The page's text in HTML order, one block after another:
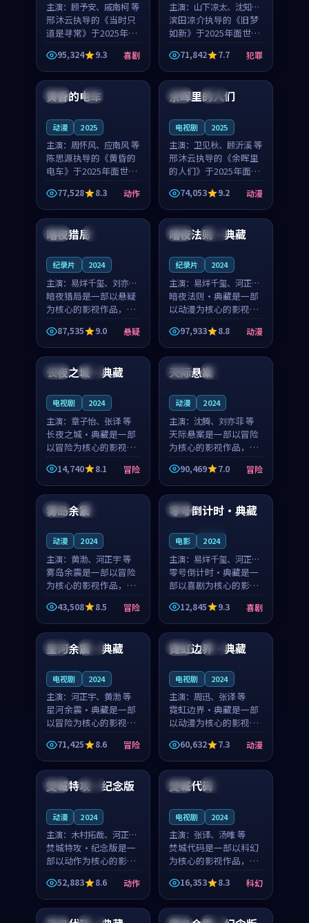
主演： 顾予安、戚南柯 等
邢沐云执导的《当时只
道是寻常》于2025年面
世，泰国的城市气质与
母女情深的人物心境共
同构筑了影片基调。顾
予安、戚南柯用细腻的
表演撑起整部喜剧电
95,324 9.3 喜剧
主演： 山下凉太、沈知韵
等
滨田凉介执导的《旧梦
如新》于2025年面世，
中国台湾的城市气质与
异国相遇的人物心境共
同构筑了影片基调。山
下凉太、沈知韵用细腻
的表演撑起整部犯罪
71,842 7.7 犯罪
日本 4K
黄昏的电车
动漫 2025
主演： 周怀风、应南风 等
陈思源执导的《黄昏的
电车》于2025年面世，
日本的城市气质与渔村
故事的人物心境共同构
筑了影片基调。周怀
风、应南风用细腻的表
演撑起整部动作电影，
77,528 8.3 动作
泰国 完结
余晖里的人们
电视剧 2025
主演： 卫见秋、顾沂溪 等
邢沐云执导的《余晖里
的人们》于2025年面
世，泰国的城市气质与
小镇生活的人物心境共
同构筑了影片基调。卫
见秋、顾沂溪用细腻的
表演撑起整部动漫电
74,053 9.2 动漫
英国 4K
暗夜猎局
纪录片 2024
主演： 易烊千玺、刘亦菲
等
暗夜猎局是一部以悬疑
为核心的影视作品，围
绕危机、反转与人物成
长展开，整体节奏紧
凑，值得推荐观看。
87,535 9.0 悬疑
中国 院线
暗夜法则·典藏
纪录片 2024
主演： 易烊千玺、河正宇
等
暗夜法则·典藏是一部
以动漫为核心的影视作
品，围绕危机、反转与
人物成长展开，整体节
奏紧凑，值得推荐观
看。
97,933 8.8 动漫
法国 杜比
长夜之城·典藏
电视剧 2024
主演： 章子怡、张译 等
长夜之城·典藏是一部
以冒险为核心的影视作
品，围绕危机、反转与
人物成长展开，整体节
奏紧凑，值得推荐观
看。
14,740 8.1 冒险
美国 独播
天际悬案
动漫 2024
主演： 沈腾、刘亦菲 等
天际悬案是一部以冒险
为核心的影视作品，围
绕危机、反转与人物成
长展开，整体节奏紧
凑，值得推荐观看。
90,469 7.0 冒险
中国 院线
雾岛余震
动漫 2024
主演： 黄渤、河正宇 等
雾岛余震是一部以冒险
为核心的影视作品，围
绕危机、反转与人物成
长展开，整体节奏紧
凑，值得推荐观看。
43,508 8.5 冒险
日本
零号倒计时·典藏
电影 2024
主演： 易烊千玺、河正宇
等
零号倒计时·典藏是一
部以喜剧为核心的影视
作品，围绕危机、反转
与人物成长展开，整体
节奏紧凑，值得推荐观
看。
12,845 9.3 喜剧
法国 热播
星河余震·典藏
电视剧 2024
主演： 河正宇、黄渤 等
星河余震·典藏是一部
以冒险为核心的影视作
品，围绕危机、反转与
人物成长展开，整体节
奏紧凑，值得推荐观
看。
71,425 8.6 冒险
英国 独播
霓虹边界·典藏
电视剧 2024
主演： 周迅、张译 等
霓虹边界·典藏是一部
以动漫为核心的影视作
品，围绕危机、反转与
人物成长展开，整体节
奏紧凑，值得推荐观
看。
60,632 7.3 动漫
中国 高分
焚城特攻·纪念版
动漫 2024
主演： 木村拓哉、河正宇
等
焚城特攻·纪念版是一
部以动作为核心的影视
作品，围绕危机、反转
与人物成长展开，整体
节奏紧凑，值得推荐观
看。
52,883 8.6 动作
中国 独播
焚城代码
电视剧 2024
主演： 张译、汤唯 等
焚城代码是一部以科幻
为核心的影视作品，围
绕危机、反转与人物成
长展开，整体节奏紧
凑，值得推荐观看。
16,353 8.3 科幻